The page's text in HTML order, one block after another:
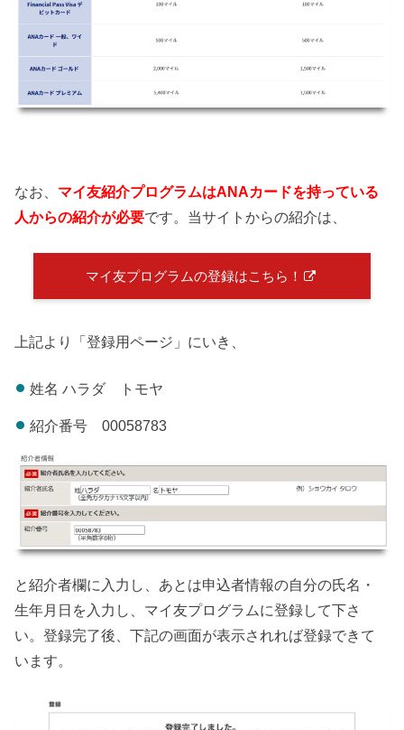
なお、 マイ友紹介プログラムはANAカードを持っている
人からの紹介が必要です。当サイトからの紹介は、
マイ友プログラムの登録はこちら！
上記より「登録用ページ」にいき、
姓名 ハラダ トモヤ
紹介番号 00058783
と紹介者欄に入力し、あとは申込者情報の自分の氏名・
生年月日を入力し、マイ友プログラムに登録して下さ
い。登録完了後、下記の画面が表示されれば登録できて
います。